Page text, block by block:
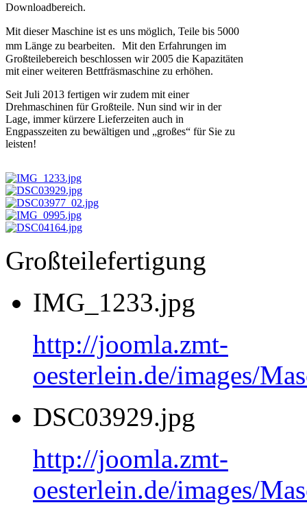
Downloadbereich.
Mit dieser Maschine ist es uns möglich, Teile bis 5000
mm Länge zu bearbeiten. Mit den Erfahrungen im
Großteilebereich beschlossen wir 2005 die Kapazitäten
mit einer weiteren Bettfräsmaschine zu erhöhen.
Seit Juli 2013 fertigen wir zudem mit einer
Drehmaschinen für Großteile. Nun sind wir in der
Lage, immer kürzere Lieferzeiten auch in
Engpasszeiten zu bewältigen und „großes“ für Sie zu
leisten!
Großteilefertigung
IMG_1233.jpg
http://joomla.zmt-
oesterlein.de/images/
DSC03929.jpg
http://joomla.zmt-
oesterlein.de/images/